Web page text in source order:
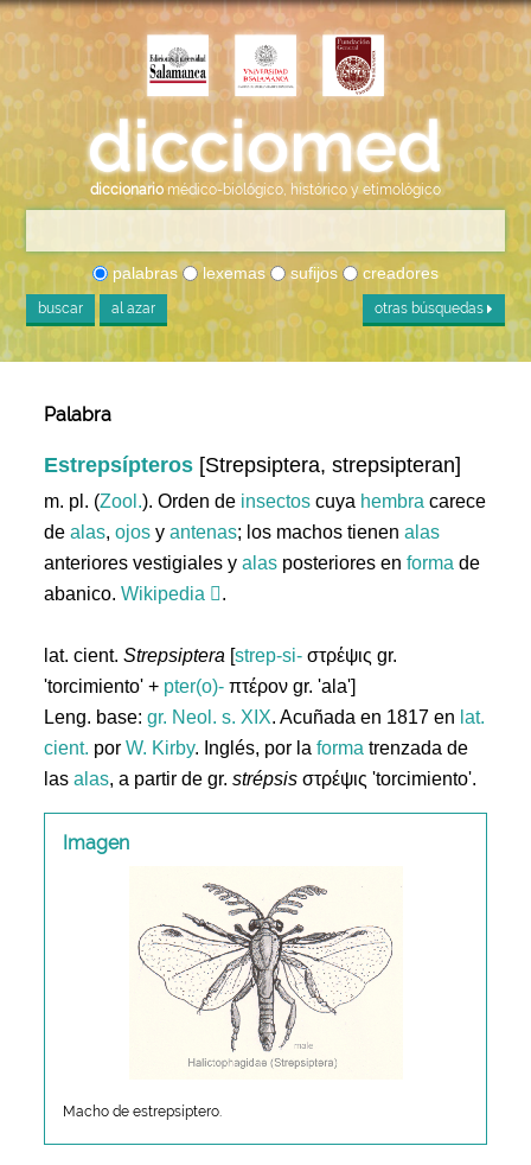
diccionario médico-biológico, histórico y etimológico
palabras lexemas sufijos creadores
buscar al azar otras búsquedas
Palabra
Estrepsípteros [Strepsiptera, strepsipteran]
m. pl. (Zool.). Orden de insectos cuya hembra carece
dealas,ojos yantenas; los machos tienenalas
anteriores vestigiales yalas posteriores enforma de
abanico.Wikipedia .
lat. cient.Strepsiptera [strep-si- στρέψις gr.
'torcimiento' + pter(o)- πτέρον gr. 'ala']
Leng. base:gr. Neol. s. XIX. Acuñada en 1817 en lat.
cient. porW. Kirby. Inglés, por laforma trenzada de
lasalas, a partir de gr.strépsis στρέψις 'torcimiento'.
Imagen
Macho de estrepsíptero.